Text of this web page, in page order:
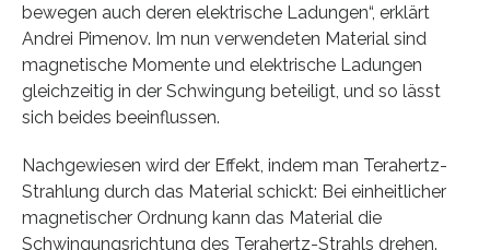
bewegen auch deren elektrische Ladungen“, erklärt
Andrei Pimenov. Im nun verwendeten Material sind
magnetische Momente und elektrische Ladungen
gleichzeitig in der Schwingung beteiligt, und so lässt
sich beides beeinflussen.
Nachgewiesen wird der Effekt, indem man Terahertz-
Strahlung durch das Material schickt: Bei einheitlicher
magnetischer Ordnung kann das Material die
Schwingungsrichtung des Terahertz-Strahls drehen.